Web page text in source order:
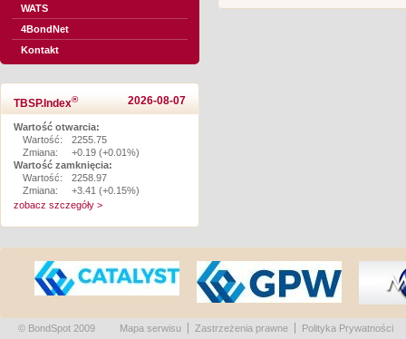
WATS
4BondNet
Kontakt
TBSP.Index® 2026-08-07
Wartość otwarcia:
Wartość:
2255.75
Zmiana:
+0.19 (+0.01%)
Wartość zamknięcia:
Wartość:
2258.97
Zmiana:
+3.41 (+0.15%)
zobacz szczegóły >
© BondSpot 2009 Mapa serwisu Zastrzeżenia prawne Polityka Prywatności